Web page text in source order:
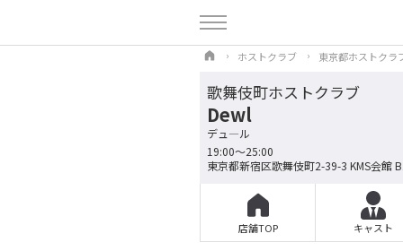
ホストクラブ 東京都ホストクラ
歌舞伎町ホストクラブ
Dewl
デュ―ル
19:00～25:00
東京都新宿区歌舞伎町2-39-3 KMS会館
店舗TOP キャスト